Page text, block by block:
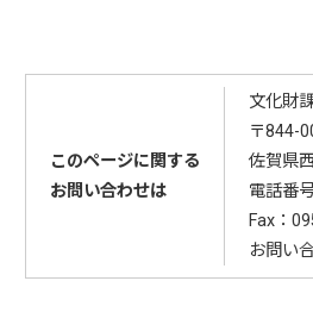
このページに関する
お問い合わせは
文化財
〒844-
佐賀県
電話番
Fax：
お問い